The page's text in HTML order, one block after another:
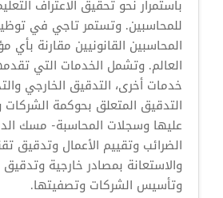
باستمرار نحو تحقيق الاعتراف
للمحاسبين. وتستمر تاجي في
المحاسبين القانونيين مقارنة
العالم. وتشمل الخدمات التي
خدمات أخرى، التدقيق الخارجي
التدقيق المتعلق بحوكمة الشركات
عليها وسجلات المحاسبة- مسك
الضرائب وتقييم الأعمال وتدقيق
والاستعانة بمصادر خارجية وتدقيق
وتأسيس الشركات وتصفيتها.